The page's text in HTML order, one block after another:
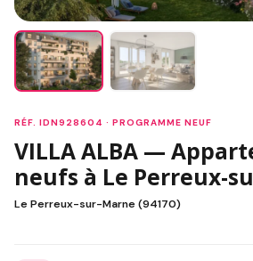
RÉF. IDN928604 · PROGRAMME NEUF
VILLA ALBA —
neufs à Le Perreux-
Le Perreux-sur-Marne (94170)